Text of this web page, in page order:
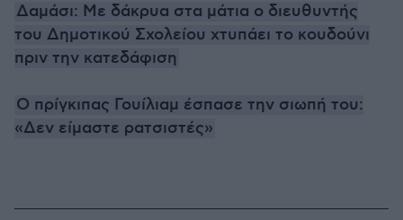
Δαμάσι: Με δάκρυα στα μάτια ο διευθυντής
του Δημοτικού Σχολείου χτυπάει το κουδούνι
πριν την κατεδάφιση
Ο πρίγκιπας Γουίλιαμ έσπασε την σιωπή του:
«Δεν είμαστε ρατσιστές»